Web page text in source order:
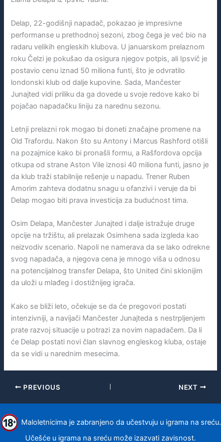
Delap, 22-godišnji napadač, pokazao je impresivne
performanse u prethodnoj sezoni, zbog čega je već bio na
radaru velikih engleskih klubova. U januarskom prelaznom
roku Čelzi je pokušao da osigura njegov potpis, ali Ipsvič je
postavio cenu iznad 50 miliona funti, što je odvratilo
londonski klub od dalje kupovine. Sada, Mančester
Junajted vidi priliku da ga dovede u svoje redove kako bi
pojačao napadačku liniju za narednu sezonu.
Letnji prelazni rok mogao bi doneti značajne promene na
Old Trafordu. Nakon što su Antony i Marcus Rashford otišli
na pozajmice kako bi pronašli formu, a Rašfordova opcija
otkupa od strane Aston Vile iznosi 40 miliona funti, jasno je
da klub traži stabilnije rešenje u napadu. Trener Ruben
Amorim zahteva dodatnu snagu u ofanzivi i veruje da bi
Delap mogao biti prava investicija za budućnost tima.
Osim Delapa, Mančester Junajted i dalje istražuje druge
opcije na tržištu, ali prelazak Osimhena sada izgleda kao
neizvodiv scenario. Napoli ne namerava da se lako odrekne
svog napadača, a njegova cena je mnogo viša u odnosu
na potencijalnog transfer Delapa, što United čini sklonijim
da uloži u mlađeg i dostižnijeg igrača.
Kako se bliži leto, očekuje se da će pregovori postati
intenzivniji, a navijači Mančester Junajteda s nestrpljenjem
prate razvoj situacije u potrazi za novim napadačem. Da li
će Delap postati novi član slavnog engleskog kluba, ostaje
da se vidi u narednim mesecima.
PREVIOUS NEXT
Maloletnicima je zabranjeno da učestvuju u igrama na sreću.
Učešće u igrama na sreću može izazvati zavisnost.